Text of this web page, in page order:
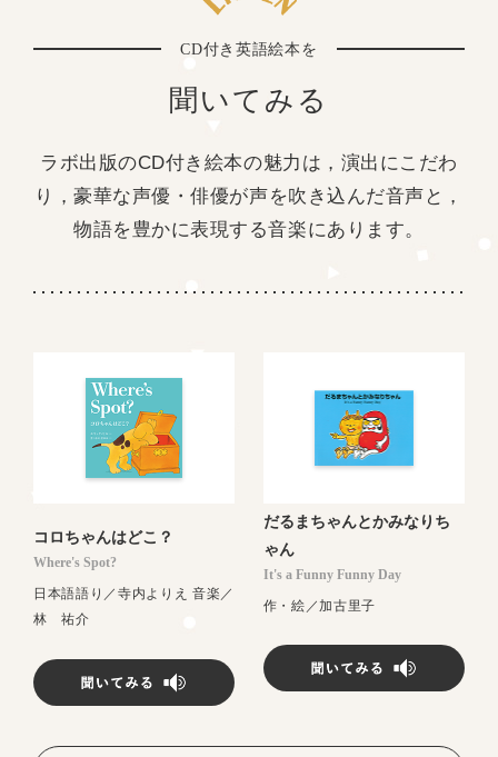
CD付き英語絵本を
聞いてみる
ラボ出版のCD付き絵本の魅力は，演出にこだわ
り，豪華な声優・俳優が声を吹き込んだ音声と，
物語を豊かに表現する音楽にあります。
コロちゃんはどこ？
Where's Spot?
日本語語り／寺内よりえ 音楽／
林 祐介
だるまちゃんとかみなりち
ゃん
It's a Funny Funny Day
作・絵／加古里子